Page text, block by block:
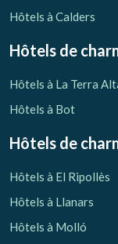
Hôtels à Calders
Hôtels de
Hôtels à La Terra
Hôtels à Bot
Hôtels de
Hôtels à El Ripollès
Hôtels à Llanars
Hôtels à Molló